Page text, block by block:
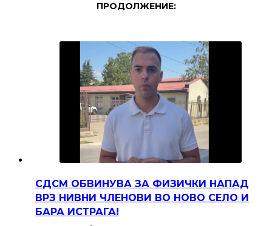
ПРОДОЛЖЕНИЕ:
СДСМ ОБВИНУВА ЗА ФИЗИЧКИ НАПАД
ВРЗ НИВНИ ЧЛЕНОВИ ВО НОВО СЕЛО И
БАРА ИСТРАГА!